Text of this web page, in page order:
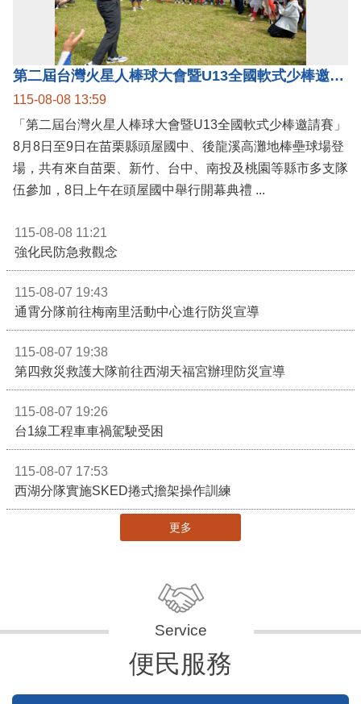
第二屆台灣火星人棒球大會暨U13全國軟式少棒邀請賽在苗栗舉辦
115-08-08 13:59
「第二屆台灣火星人棒球大會暨U13全國軟式少棒邀請賽」
8月8日至9日在苗栗縣頭屋國中、後龍溪高灘地棒壘球場登
場，共有來自苗栗、新竹、台中、南投及桃園等縣市多支隊
伍參加，8日上午在頭屋國中舉行開幕典禮 ...
115-08-08 11:21
強化民防急救觀念
115-08-07 19:43
通霄分隊前往梅南里活動中心進行防災宣導
115-08-07 19:38
第四救災救護大隊前往西湖天福宮辦理防災宣導
115-08-07 19:26
台1線工程車車禍駕駛受困
115-08-07 17:53
西湖分隊實施SKED捲式擔架操作訓練
更多
便民服務